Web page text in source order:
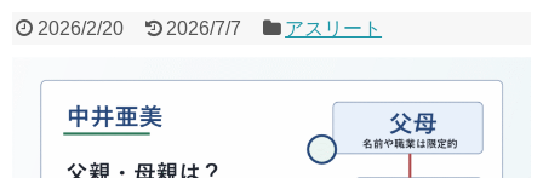
2026/2/20 2026/7/7 アスリート